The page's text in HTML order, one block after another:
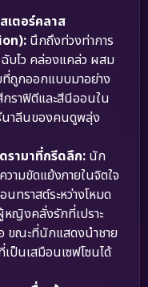
เตอร์คลาส
นึกถึงท่วงท่าการ
บไว คล่องแคล่ว ผสม
ถูกออกแบบมาอย่าง
ราฟิตีและสีนีออนใน
นาลีนของคนดูพลุ่ง
รามาที่กรีดลึก: นัก
ามขัดแย้งภายในจิตใจ
นทราสต์ระหว่างโหมด
ญิงคลั่งรักที่เปราะ
ขณะที่นักแสดงนำชาย
ป็นเสมือนเซฟโซนได้